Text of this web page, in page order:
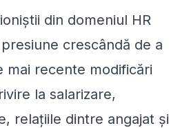
din domeniul HR
crescândă de a
mai recente modificări
la salarizare,
relațiile dintre angajat și